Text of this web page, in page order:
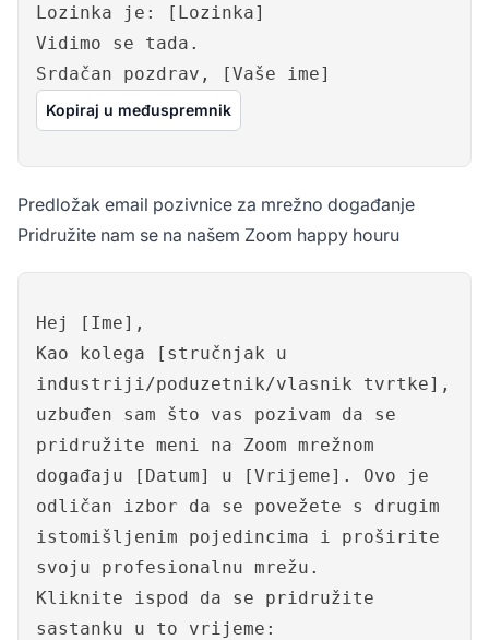
Lozinka je: [Lozinka]
Vidimo se tada.
Srdačan pozdrav, [Vaše ime]
Kopiraj u međuspremnik
Predložak email pozivnice za mrežno događanje
Pridružite nam se na našem Zoom happy houru
Hej [Ime],
Kao kolega [stručnjak u
industriji/poduzetnik/vlasnik tvrtke],
uzbuđen sam što vas pozivam da se
pridružite meni na Zoom mrežnom
događaju [Datum] u [Vrijeme]. Ovo je
odličan izbor da se povežete s drugim
istomišljenim pojedincima i proširite
svoju profesionalnu mrežu.
Kliknite ispod da se pridružite
sastanku u to vrijeme: